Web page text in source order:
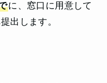
に、窓口に用意して
出します。